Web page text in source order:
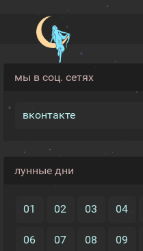
мы в соц. сетях
вконтакте
лунные дни
01 02 03 04
06 07 08 09